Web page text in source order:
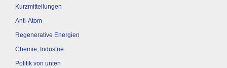
Kurzmitteilungen
Anti-Atom
Regenerative Energien
Chemie, Industrie
Politik von unten